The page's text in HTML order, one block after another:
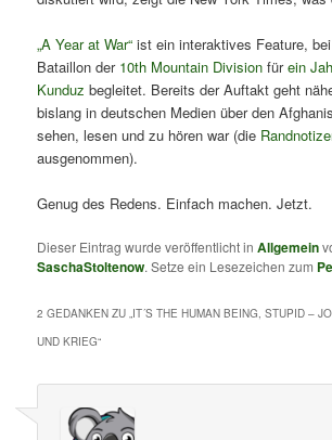
„A Year at War“ ist ein interaktives Feature,
Bataillon der 10th Mountain Division fürein
Kunduz begleitet. Bereits der Auftakt geht
bislang in deutschen Medien über den
sehen, lesen und zu hören war (die
ausgenommen).
Genug des Redens. Einfach machen. Jetzt.
Dieser Eintrag wurde veröffentlicht inAllgemein
SaschaStoltenow. Setze ein Lesezeichen zum
2 GEDANKEN ZU „IT´S THE HUMAN BEING, STUPID –
UND KRIEG“